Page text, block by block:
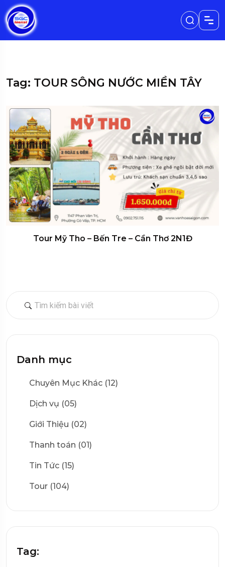
Danh mục
Chuyên Mục Khác (12)
Dịch vụ (05)
Giới Thiệu (02)
Thanh toán (01)
Tin Tức (15)
Tour (104)
Tag:
Tag: TOUR SÔNG NƯỚC MIỀN TÂY
Tour Mỹ Tho – Bến Tre – Cần Thơ 2N1Đ